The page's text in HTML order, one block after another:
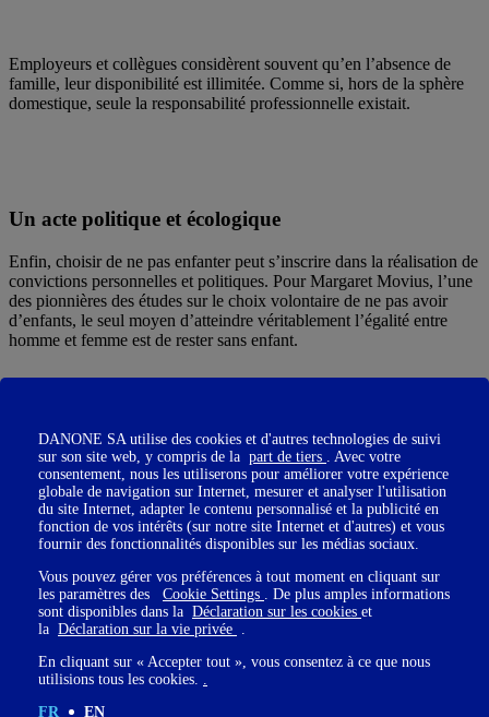
Employeurs et collègues considèrent souvent qu’en l’absence de
famille, leur disponibilité est illimitée. Comme si, hors de la sphère
domestique, seule la responsabilité professionnelle existait.
Un acte politique et écologique
Enfin, choisir de ne pas enfanter peut s’inscrire dans la réalisation de
convictions personnelles et politiques. Pour Margaret Movius, l’une
des pionnières des études sur le choix volontaire de ne pas avoir
d’enfants, le seul moyen d’atteindre véritablement l’égalité entre
homme et femme est de rester sans enfant.
et domestique qui contraint les femmes à tous les endroits de leurs
vies (travail, cercle social, épanouissement personnel) pousse
certaines femmes vers la non-maternité. D’autres évoquent aussi des
raisons écologiques. L’incertitude du monde de demain et
notamment de l’état de notre environnement poussent certaines à
refuser de donner naissance à une génération qui aura à vivre les
conséquences du mode de vie des générations précédentes.
Une libération encore stigmatisée
Malgré cette évolution, les femmes qui ne souhaitent pas avoir
DANONE SA utilise des cookies et d'autres technologies de suivi
sur son site web, y compris de la part de tiers . Avec votre
consentement, nous les utiliserons pour améliorer votre expérience
globale de navigation sur Internet, mesurer et analyser l'utilisation
du site Internet, adapter le contenu personnalisé et la publicité en
fonction de vos intérêts (sur notre site Internet et d'autres) et vous
fournir des fonctionnalités disponibles sur les médias sociaux.
Vous pouvez gérer vos préférences à tout moment en cliquant sur
les paramètres des Cookie Settings . De plus amples informations
sont disponibles dans la Déclaration sur les cookies et
la Déclaration sur la vie privée .
En cliquant sur « Accepter tout », vous consentez à ce que nous
utilisions tous les cookies. .
FR
EN